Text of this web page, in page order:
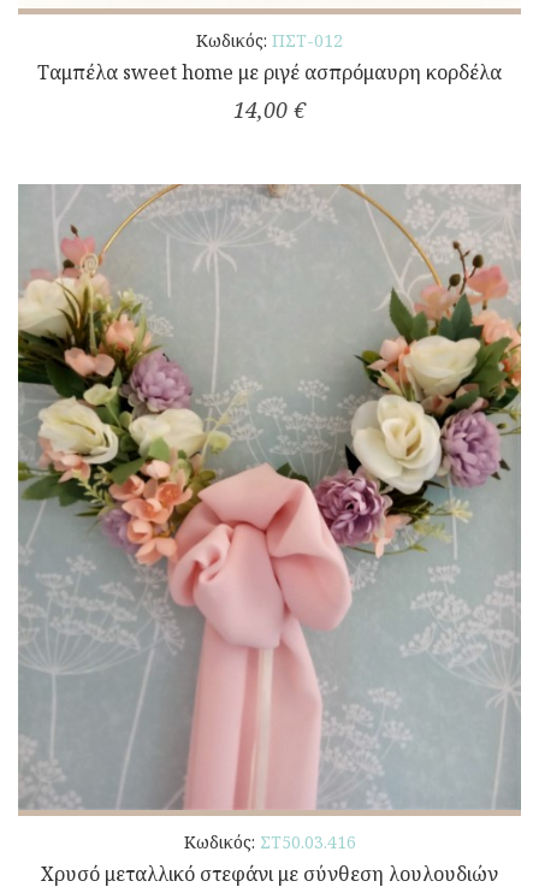
Κωδικός: ΠΣΤ-012
Ταμπέλα sweet home με ριγέ ασπρόμαυρη κορδέλα
14,00 €
Κωδικός: ΣΤ50.03.416
Χρυσό μεταλλικό στεφάνι με σύνθεση λουλουδιών